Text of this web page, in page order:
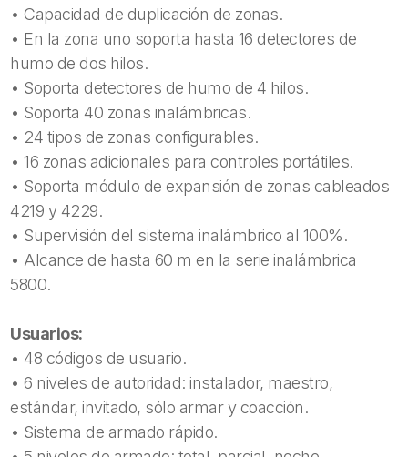
• Capacidad de duplicación de zonas.
• En la zona uno soporta hasta 16 detectores de
humo de dos hilos.
• Soporta detectores de humo de 4 hilos.
• Soporta 40 zonas inalámbricas.
• 24 tipos de zonas configurables.
• 16 zonas adicionales para controles portátiles.
• Soporta módulo de expansión de zonas cableados
4219 y 4229.
• Supervisión del sistema inalámbrico al 100%.
• Alcance de hasta 60 m en la serie inalámbrica
5800.
Usuarios:
• 48 códigos de usuario.
• 6 niveles de autoridad: instalador, maestro,
estándar, invitado, sólo armar y coacción.
• Sistema de armado rápido.